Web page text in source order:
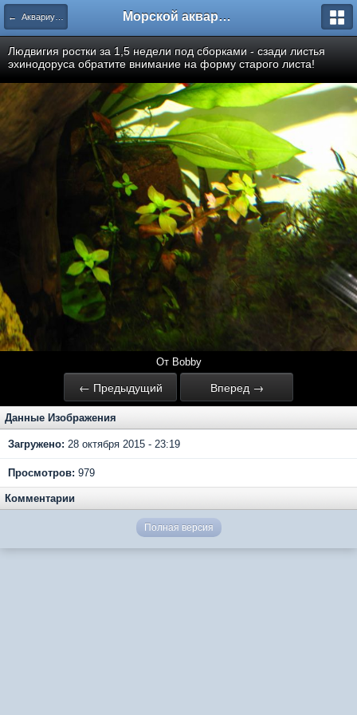
← Аквариум 300л Морской аквариум. Форумы ReefCentral.ru
Людвигия ростки за 1,5 недели под сборками - сзади листья
эхинодоруса обратите внимание на форму старого листа!
От Bobby
← Предыдущий Вперед →
Данные Изображения
Загружено: 28 октября 2015 - 23:19
Просмотров: 979
Комментарии
Полная версия